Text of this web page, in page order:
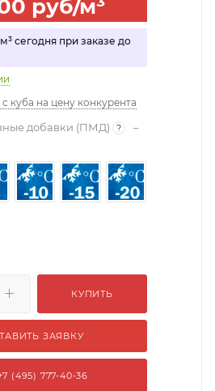
руб/м³
м³ сегодня при заказе до
куба на цену конкурента
добавки (ПМД) ?
–
КУПИТЬ
ЗАЯВКУ
(495) 777-40-36